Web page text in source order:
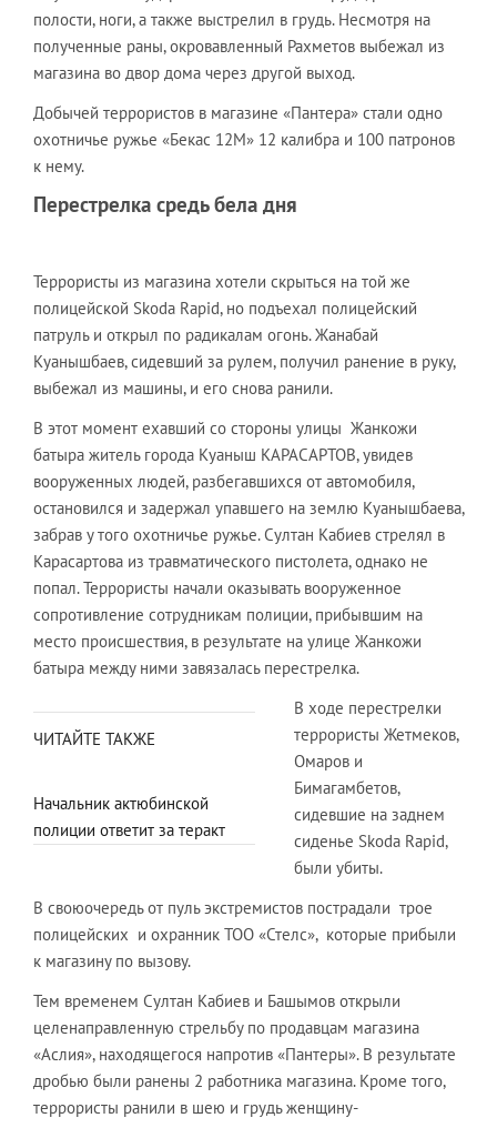
полости, ноги, а также выстрелил в грудь. Несмотря на
полученные раны, окровавленный Рахметов выбежал из
магазина во двор дома через другой выход.
Добычей террористов в магазине «Пантера» стали одно
охотничье ружье «Бекас 12М» 12 калибра и 100 патронов
к нему.
Перестрелка средь бела дня
Террористы из магазина хотели скрыться на той же
полицейской Skoda Rapid, но подъехал полицейский
патруль и открыл по радикалам огонь. Жанабай
Куанышбаев, сидевший за рулем, получил ранение в руку,
выбежал из машины, и его снова ранили.
В этот момент ехавший со стороны улицы Жанкожи
батыра житель города Куаныш КАРАСАРТОВ, увидев
вооруженных людей, разбегавшихся от автомобиля,
остановился и задержал упавшего на землю Куанышбаева,
забрав у того охотничье ружье. Султан Кабиев стрелял в
Карасартова из травматического пистолета, однако не
попал. Террористы начали оказывать вооруженное
сопротивление сотрудникам полиции, прибывшим на
место происшествия, в результате на улице Жанкожи
батыра между ними завязалась перестрелка.
ЧИТАЙТЕ ТАКЖЕ
Начальник актюбинской
полиции ответит за теракт
В ходе перестрелки
террористы Жетмеков,
Омаров и
Бимагамбетов,
сидевшие на заднем
сиденье Skoda Rapid,
были убиты.
В своюочередь от пуль экстремистов пострадали трое
полицейских и охранник ТОО «Стелс», которые прибыли
к магазину по вызову.
Тем временем Султан Кабиев и Башымов открыли
целенаправленную стрельбу по продавцам магазина
«Аслия», находящегося напротив «Пантеры». В результате
дробью были ранены 2 работника магазина. Кроме того,
террористы ранили в шею и грудь женщину-